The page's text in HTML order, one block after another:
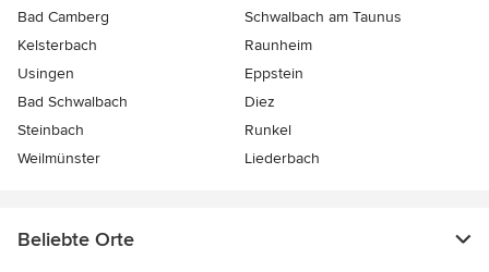
Bad Camberg
Schwalbach am Taunus
Kelsterbach
Raunheim
Usingen
Eppstein
Bad Schwalbach
Diez
Steinbach
Runkel
Weilmünster
Liederbach
Beliebte Orte